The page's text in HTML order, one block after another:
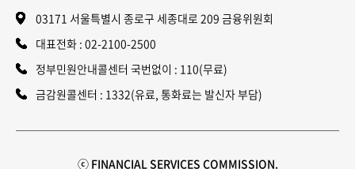
03171 서울특별시 종로구 세종대로 209 금융위원회
대표전화 : 02-2100-2500
정부민원안내콜센터 국번없이 : 110(무료)
금감원콜센터 : 1332(유료, 통화료는 발신자 부담)
ⓒ FINANCIAL SERVICES COMMISSION.